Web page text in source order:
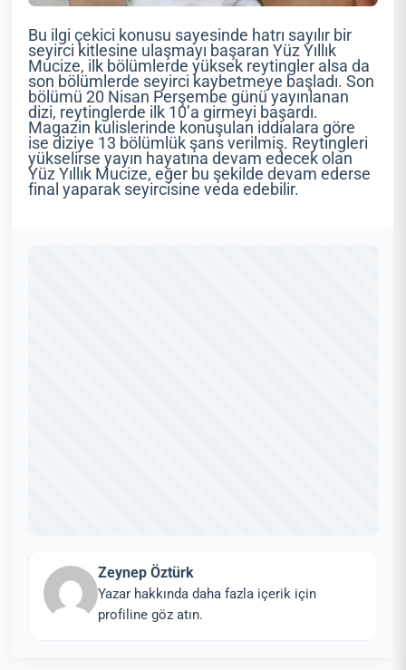
Bu ilgi çekici konusu sayesinde hatrı sayılır bir
seyirci kitlesine ulaşmayı başaran Yüz Yıllık
Mucize, ilk bölümlerde yüksek reytingler alsa da
son bölümlerde seyirci kaybetmeye başladı. Son
bölümü 20 Nisan Perşembe günü yayınlanan
dizi, reytinglerde ilk 10’a girmeyi başardı.
Magazin kulislerinde konuşulan iddialara göre
ise diziye 13 bölümlük şans verilmiş. Reytingleri
yükselirse yayın hayatına devam edecek olan
Yüz Yıllık Mucize, eğer bu şekilde devam ederse
final yaparak seyircisine veda edebilir.
Zeynep Öztürk
Yazar hakkında daha fazla içerik için
profiline göz atın.